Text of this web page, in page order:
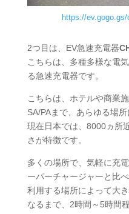
https://
2つ目は、EV急速充電器
こちらは、多種多様な電
る急速充電器です。
こちらは、ホテルや商業
SA/PAまで、あらゆる場
現在日本では、8000ヵ所
さが特徴です。
多くの場所で、気軽に充
ーパーチャージャーと比べ
利用する場所によって大
なるまで、2時間～5時間